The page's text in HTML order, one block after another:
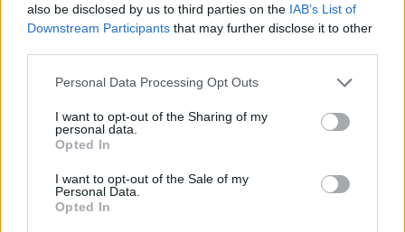
also be disclosed by us to third parties on the IAB’s List of
Downstream Participants that may further disclose it to other
Please note that this website/app uses one or more Google
not limited to your visit or usage behaviour. You may click to
grant or deny consent to Google and its third-party tags to
use your data for below specified purposes in below Google
consent section.
Personal Data Processing Opt Outs
I want to opt-out of the Sharing of my
personal data.
Opted In
I want to opt-out of the Sale of my
Personal Data.
Opted In